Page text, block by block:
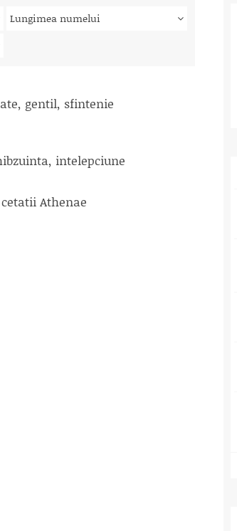
Lungimea numelui
gentil, sfintenie
intelepciune
Athenae